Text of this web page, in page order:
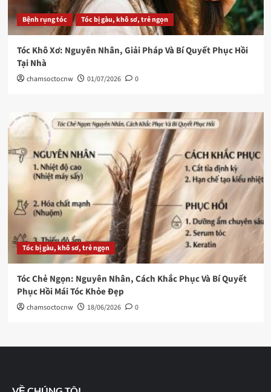
Bệnh rụng tóc Tóc bị gàu, khô sơ, trẻ ngọn
Tóc Khô Xơ: Nguyên Nhân, Giải Pháp Và Bí Quyết Phục Hồi
Tại Nhà
chamsoctocnw 01/07/2026 0
Tóc bị gàu, khô sơ, trẻ ngọn
Tóc Chẻ Ngọn: Nguyên Nhân, Cách Khắc Phục Và Bí Quyết
Phục Hồi Mái Tóc Khỏe Đẹp
chamsoctocnw 18/06/2026 0